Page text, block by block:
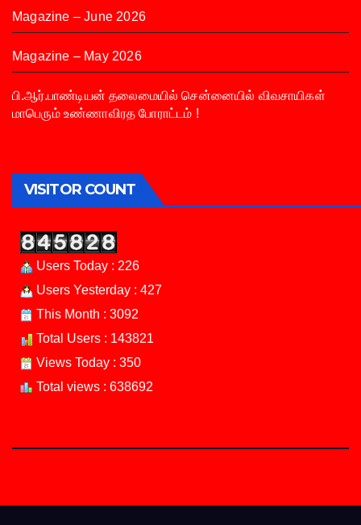
Magazine – June 2026
Magazine – May 2026
பி.ஆர்.பாண்டியன் தலைமையில் சென்னையில் விவசாயிகள்
மாபெரும் உண்ணாவிரத போராட்டம் !
VISITOR COUNT
Users Today : 226
Users Yesterday : 427
This Month : 3092
Total Users : 143821
Views Today : 350
Total views : 638692